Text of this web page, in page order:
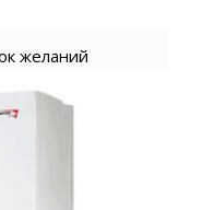
желаний